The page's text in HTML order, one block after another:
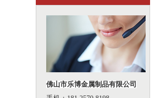
佛山市乐博金属制品有限公司